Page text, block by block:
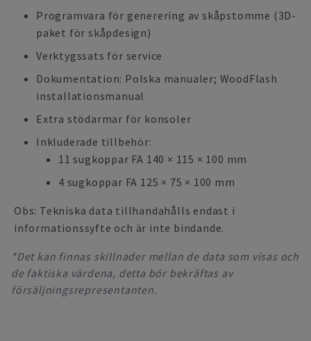
Programvara för generering av skåpstomme (3D-
paket för skåpdesign)
Verktygssats för service
Dokumentation: Polska manualer; WoodFlash
installationsmanual
Extra stödarmar för konsoler
Inkluderade tillbehör:
11 sugkoppar FA 140 × 115 × 100 mm
4 sugkoppar FA 125 × 75 × 100 mm
Obs: Tekniska data tillhandahålls endast i
informationssyfte och är inte bindande.
*Det kan finnas skillnader mellan de data som visas och
de faktiska värdena, detta bör bekräftas av
försäljningsrepresentanten.